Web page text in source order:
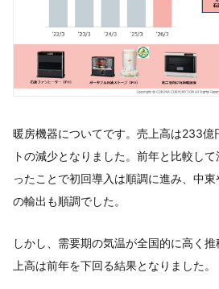
暖房機器についてです。売上高は233億
トの減少となりました。前年と比較し
ったことで初回導入は順調に進み、中
の輸出も順調でした。
しかし、需要期の気温が全国的に高く
上高は前年を下回る結果となりました。